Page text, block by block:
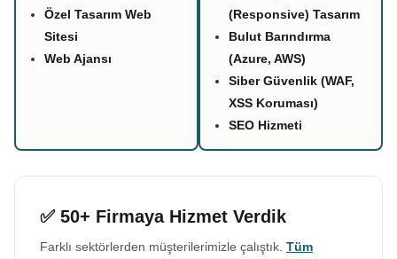
Özel Tasarım Web
Sitesi
Web Ajansı
(Responsive) Tasarım
Bulut Barındırma
(Azure, AWS)
Siber Güvenlik (WAF,
XSS Koruması)
SEO Hizmeti
✅ 50+ Firmaya Hizmet Verdik
Farklı sektörlerden müşterilerimizle çalıştık. Tüm